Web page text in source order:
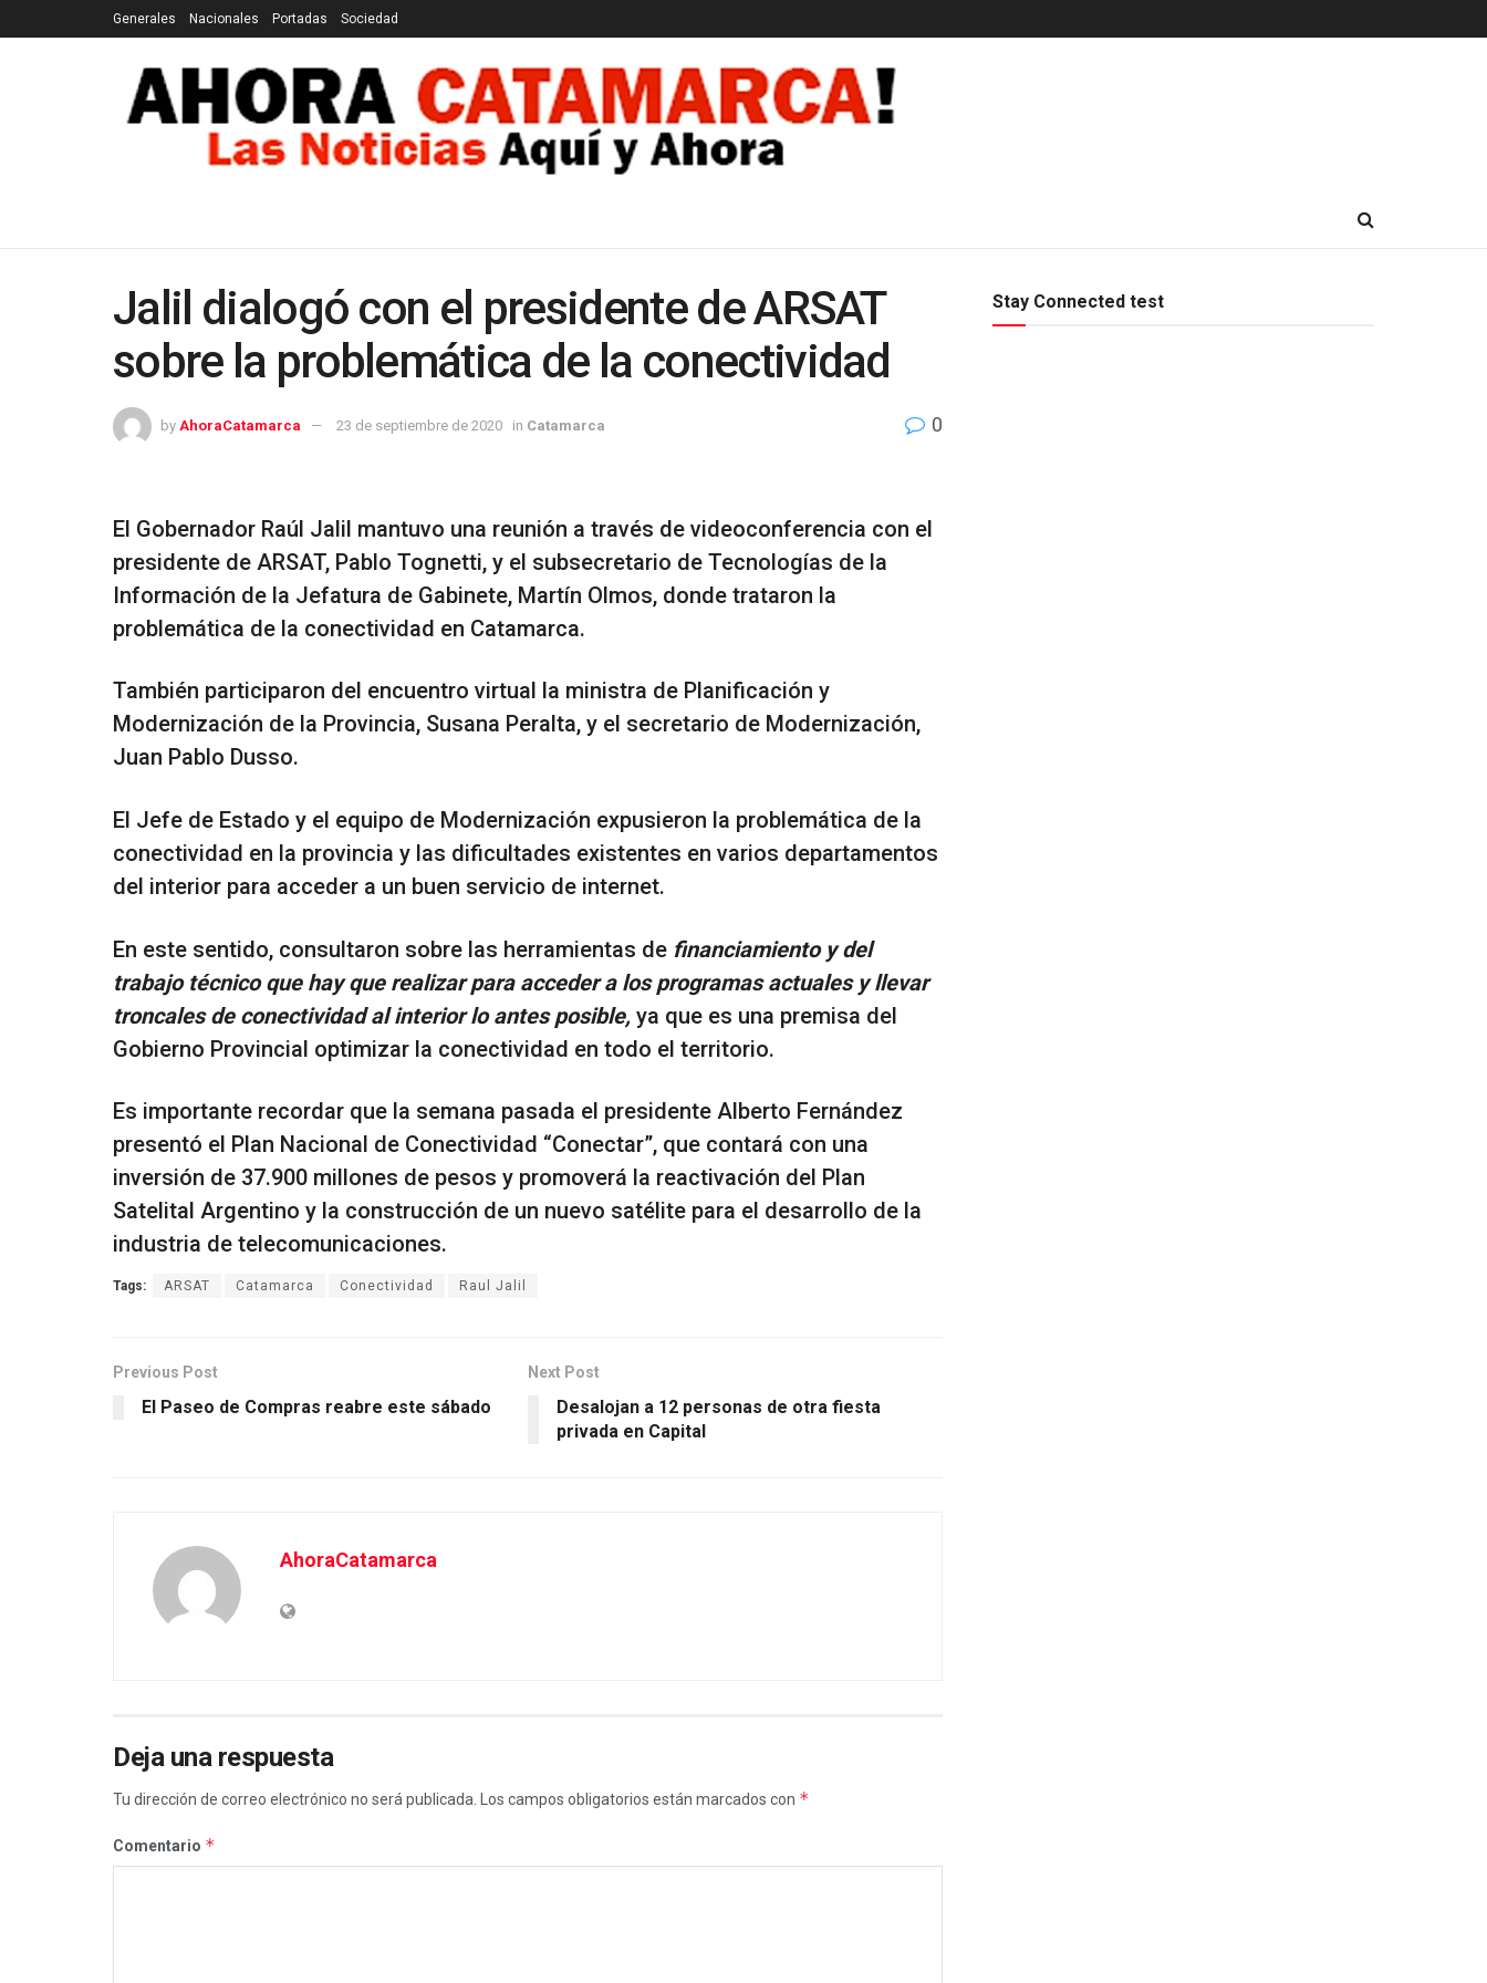
Generales Nacionales Portadas Sociedad
Jalil dialogó con el presidente de ARSAT
sobre la problemática de la conectividad
by AhoraCatamarca 23 de septiembre de 2020 in Catamarca 0
El Gobernador Raúl Jalil mantuvo una reunión a través de videoconferencia con el
presidente de ARSAT, Pablo Tognetti, y el subsecretario de Tecnologías de la
Información de la Jefatura de Gabinete, Martín Olmos, donde trataron la
problemática de la conectividad en Catamarca.
También participaron del encuentro virtual la ministra de Planificación y
Modernización de la Provincia, Susana Peralta, y el secretario de Modernización,
Juan Pablo Dusso.
El Jefe de Estado y el equipo de Modernización expusieron la problemática de la
conectividad en la provincia y las dificultades existentes en varios departamentos
del interior para acceder a un buen servicio de internet.
En este sentido, consultaron sobre las herramientas de financiamiento y del
trabajo técnico que hay que realizar para acceder a los programas actuales y llevar
troncales de conectividad al interior lo antes posible, ya que es una premisa del
Gobierno Provincial optimizar la conectividad en todo el territorio.
Es importante recordar que la semana pasada el presidente Alberto Fernández
presentó el Plan Nacional de Conectividad “Conectar”, que contará con una
inversión de 37.900 millones de pesos y promoverá la reactivación del Plan
Satelital Argentino y la construcción de un nuevo satélite para el desarrollo de la
industria de telecomunicaciones.
Tags: ARSAT Catamarca Conectividad Raul Jalil
Previous Post
El Paseo de Compras reabre este sábado
Next Post
Desalojan a 12 personas de otra fiesta
privada en Capital
AhoraCatamarca
Deja una respuesta
Tu dirección de correo electrónico no será publicada. Los campos obligatorios están marcados con *
Comentario *
Stay Connected test